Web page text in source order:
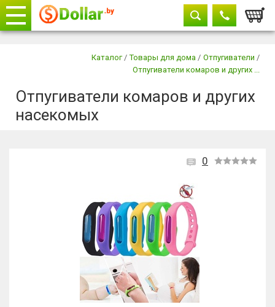
+375 29882-11-33
+375 17315-37-77
Каталог / Товары для дома / Отпугиватели /
Отпугиватели комаров и других ...
Отпугиватели комаров и других
насекомых
0